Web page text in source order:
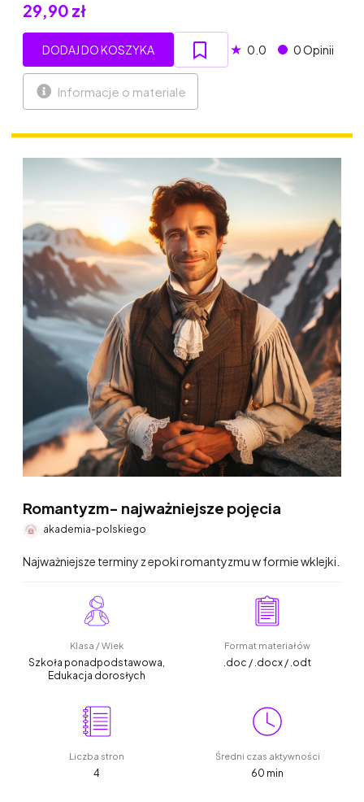
29,90 zł
DODAJ DO KOSZYKA ★ 0.0 0 Opinii
Informacje o materiale
Romantyzm- najważniejsze pojęcia
akademia-polskiego
Najważniejsze terminy z epoki romantyzmu w formie wklejki.
Klasa / Wiek
Szkoła ponadpodstawowa,
Edukacja dorosłych
Format materiałów
.doc / .docx / .odt
Liczba stron
4
Średni czas aktywności
60 min